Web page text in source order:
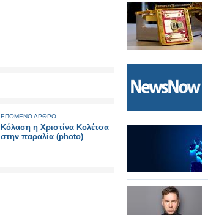
ΕΠΟΜΕΝΟ ΑΡΘΡΟ
Kόλαση η Χριστίνα Κολέτσα
στην παραλία (photo)